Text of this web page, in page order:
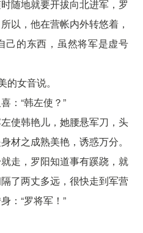
随地就要开拔向北进军，罗
以，他在营帐内外转悠着，
己的东西，虽然将军是虚号
的女音说。
：“韩左使？”
使韩艳儿，她腰悬军刀，头
材之成熟美艳，诱惑万分。
走，罗阳知道事有蹊跷，就
了两丈多远，很快走到军营
：“罗将军！”